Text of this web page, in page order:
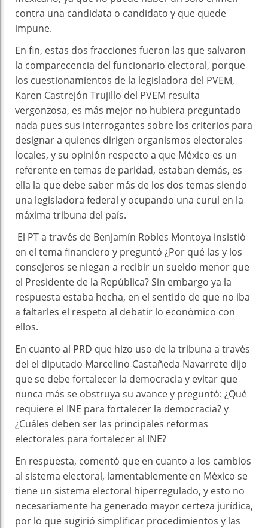
contra una candidata o candidato y que quede
impune.
En fin, estas dos fracciones fueron las que salvaron
la comparecencia del funcionario electoral, porque
los cuestionamientos de la legisladora del PVEM,
Karen Castrejón Trujillo del PVEM resulta
vergonzosa, es más mejor no hubiera preguntado
nada pues sus interrogantes sobre los criterios para
designar a quienes dirigen organismos electorales
locales, y su opinión respecto a que México es un
referente en temas de paridad, estaban demás, es
ella la que debe saber más de los dos temas siendo
una legisladora federal y ocupando una curul en la
máxima tribuna del país.
El PT a través de Benjamín Robles Montoya insistió
en el tema financiero y preguntó ¿Por qué las y los
consejeros se niegan a recibir un sueldo menor que
el Presidente de la República? Sin embargo ya la
respuesta estaba hecha, en el sentido de que no iba
a faltarles el respeto al debatir lo económico con
ellos.
En cuanto al PRD que hizo uso de la tribuna a través
del el diputado Marcelino Castañeda Navarrete dijo
que se debe fortalecer la democracia y evitar que
nunca más se obstruya su avance y preguntó: ¿Qué
requiere el INE para fortalecer la democracia? y
¿Cuáles deben ser las principales reformas
electorales para fortalecer al INE?
En respuesta, comentó que en cuanto a los cambios
al sistema electoral, lamentablemente en México se
tiene un sistema electoral hiperregulado, y esto no
necesariamente ha generado mayor certeza jurídica,
por lo que sugirió simplificar procedimientos y las